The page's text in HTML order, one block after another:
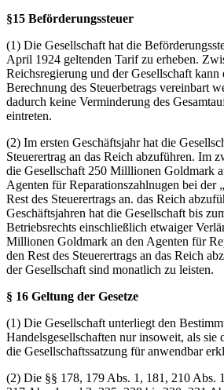
§15 Beförderungssteuer
(1) Die Gesellschaft hat die
April 1924 geltenden Tarif zu erheben.
Reichsregierung und der Gesellschaft kann
Berechnung des Steuerbetrags vereinbart
dadurch keine Verminderung des
eintreten.
(2) Im ersten Geschäftsjahr hat die
Steuerertrag an das Reich abzuführen. Im
die Gesellschaft 250 Milllionen Goldmark
Agenten für Reparationszahlnugen bei der
Rest des Steuerertrags an. das Reich
Geschäftsjahren hat die Gesellschaft bis
Betriebsrechts einschließlich etwaiger
Millionen Goldmark an den Agenten für
den Rest des Steuerertrags an das Reich
der Gesellschaft sind monatlich zu leisten.
§ 16 Geltung der Gesetze
(1) Die Gesellschaft unterliegt den
Handelsgesellschaften nur insoweit, als sie
die Gesellschaftssatzung für anwendbar
(2) Die §§ 178, 179 Abs. 1, 181, 210 Abs.